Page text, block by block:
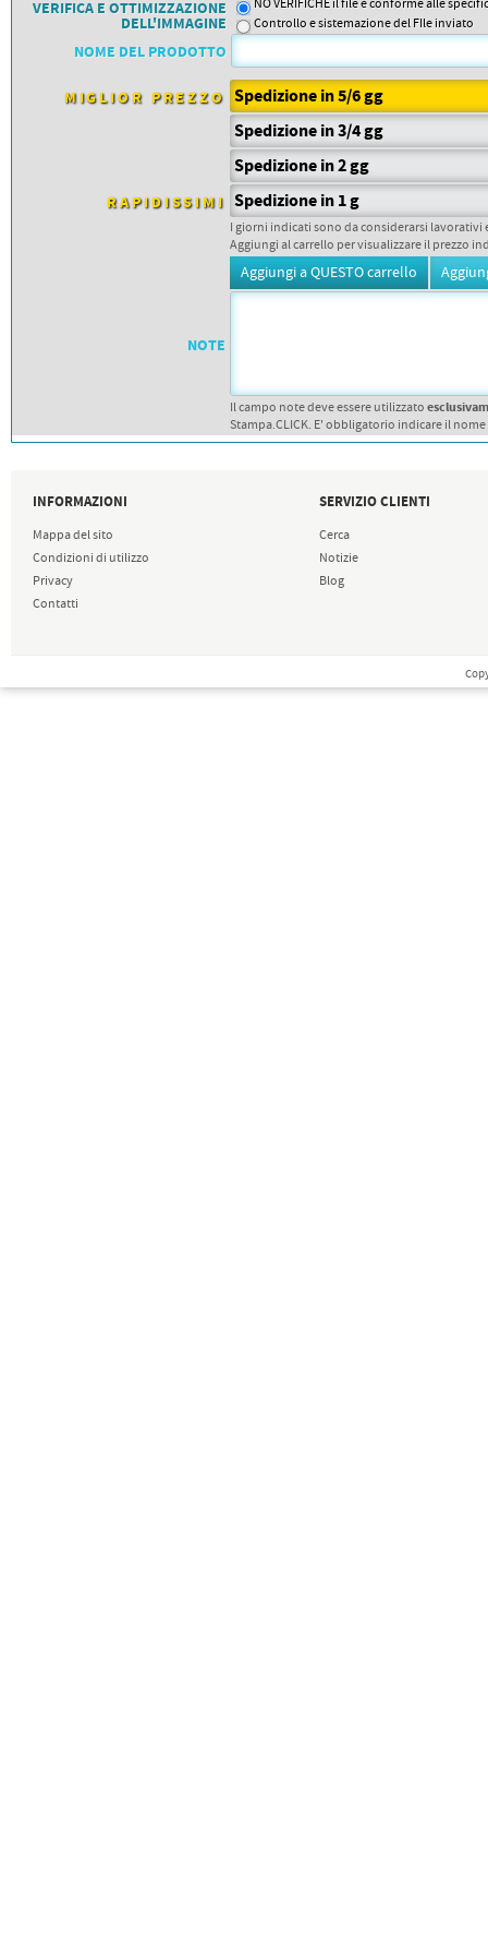
DORSALI TARGHE
PETTORALI NUMERI DA
NUMERI DA GARA MTB
VERIFICA E OTTIMIZZAZIONE
DELL'IMMAGINE
NO VERIFICHE il file è conforme alle
Controllo e sistemazione del FIle inviato
NOME DEL PRODOTTO
MIGLIOR PREZZO Spedizione in 5/6 gg
Spedizione in 3/4 gg
Spedizione in 2 gg
RAPIDISSIMI Spedizione in 1 g
I giorni indicati sono da considerarsi
Aggiungi al carrello per visualizzare il prezzo
NOTE
Il campo note deve essere utilizzato
Stampa.CLICK. E' obbligatorio indicare il
INFORMAZIONI
Mappa del sito
Condizioni di utilizzo
Privacy
Contatti
SERVIZIO CLIENTI
Cerca
Notizie
Blog